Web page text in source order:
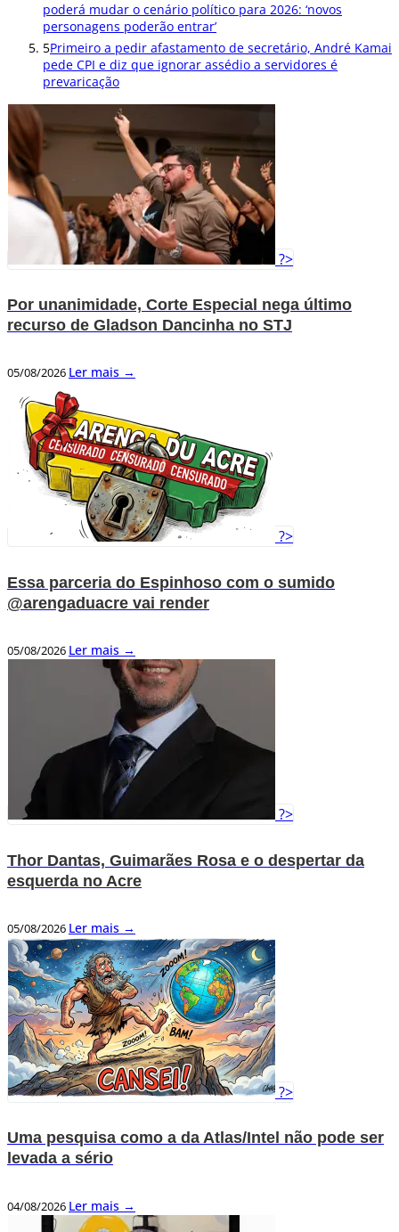
poderá mudar o cenário político para 2026: ‘novos
personagens poderão entrar’
5Primeiro a pedir afastamento de secretário, André Kamai
pede CPI e diz que ignorar assédio a servidores é
prevaricação
?>
Por unanimidade, Corte Especial nega último
recurso de Gladson Dancinha no STJ
05/08/2026 Ler mais →
?>
Essa parceria do Espinhoso com o sumido
@arengaduacre vai render
05/08/2026 Ler mais →
?>
Thor Dantas, Guimarães Rosa e o despertar da
esquerda no Acre
05/08/2026 Ler mais →
?>
Uma pesquisa como a da Atlas/Intel não pode ser
levada a sério
04/08/2026 Ler mais →